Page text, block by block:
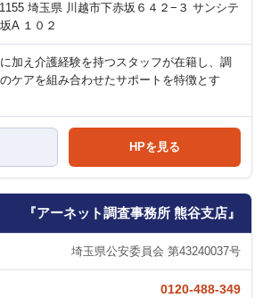
埼玉県 川越市下赤坂６４２−３ サンシテ
A １０２
加え介護経験を持つスタッフが在籍し、調
ケアを組み合わせたサポートを特徴とす
HPを見る
『アーネット調査事務所 熊谷支店』
埼玉県公安委員会 第43240037号
0120-488-349